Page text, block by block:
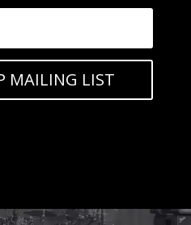
MAILING LIST